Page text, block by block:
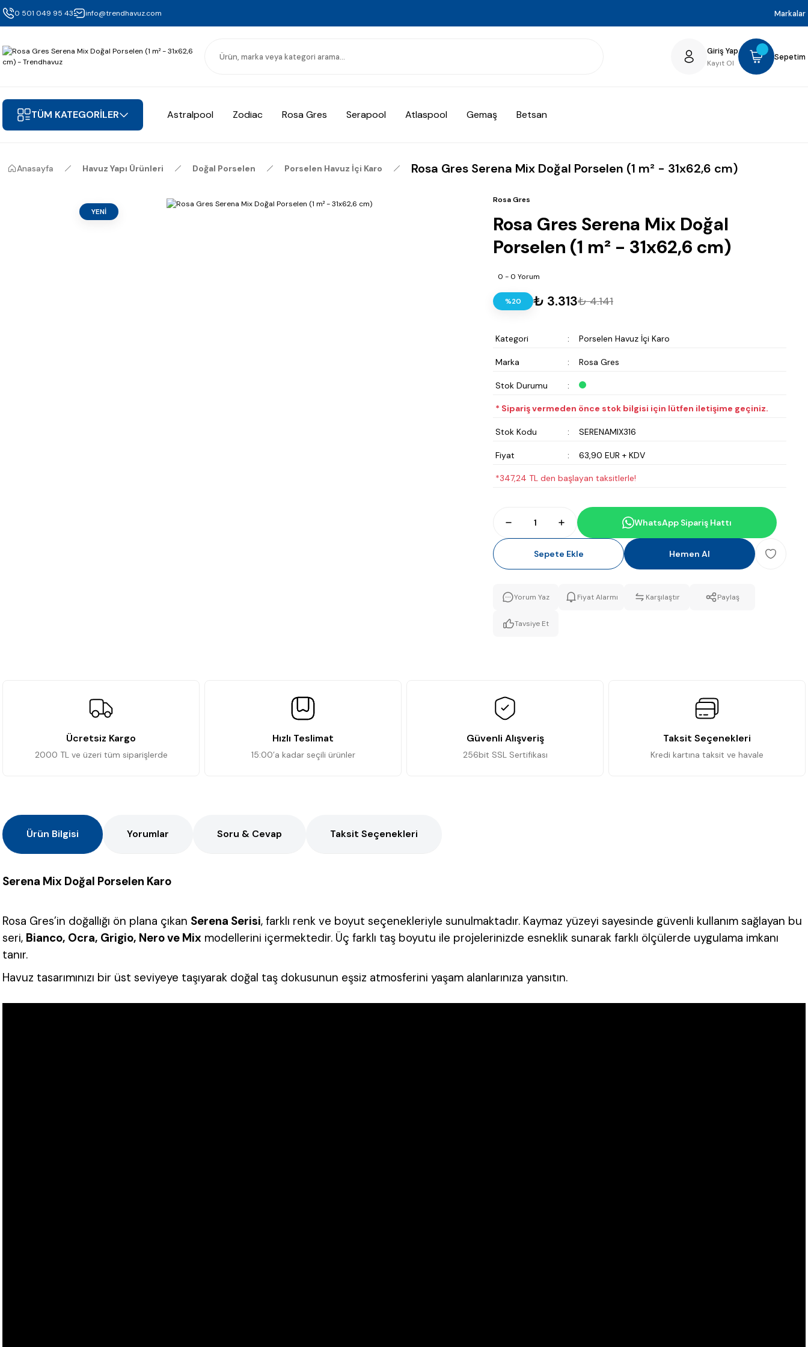
0 501 049 95 43 info@trendhavuz.com Markalar
Giriş Yap
Kayıt Ol
Sepetim
TÜM KATEGORİLER Astralpool Zodiac Rosa Gres Serapool Atlaspool Gemaş Betsan
Anasayfa Havuz Yapı Ürünleri Doğal Porselen Porselen Havuz İçi Karo Rosa Gres Serena Mix Doğal Porselen (1 m² - 31x62,6 cm)
YENİ
Rosa Gres
Rosa Gres Serena Mix Doğal
Porselen (1 m² - 31x62,6 cm)
0 - 0 Yorum
%20 ₺ 3.313₺ 4.141
Kategori Porselen Havuz İçi Karo
Marka Rosa Gres
Stok Durumu
* Sipariş vermeden önce stok bilgisi için lütfen iletişime geçiniz.
Stok Kodu SERENAMIX316
Fiyat 63,90 EUR + KDV
*347,24 TL den başlayan taksitlerle!
WhatsApp Sipariş Hattı
Sepete Ekle Hemen Al
Yorum Yaz Fiyat Alarmı Karşılaştır Paylaş
Tavsiye Et
Ücretsiz Kargo
2000 TL ve üzeri tüm siparişlerde
Hızlı Teslimat
15:00’a kadar seçili ürünler
Güvenli Alışveriş
256bit SSL Sertifikası
Taksit Seçenekleri
Kredi kartına taksit ve havale
Ürün Bilgisi Yorumlar Soru & Cevap Taksit Seçenekleri
Serena Mix Doğal Porselen Karo
Rosa Gres’in doğallığı ön plana çıkan Serena Serisi, farklı renk ve boyut seçenekleriyle sunulmaktadır. Kaymaz yüzeyi sayesinde güvenli kullanım sağlayan bu
seri, Bianco, Ocra, Grigio, Nero ve Mix modellerini içermektedir. Üç farklı taş boyutu ile projelerinizde esneklik sunarak farklı ölçülerde uygulama imkanı
tanır.
Havuz tasarımınızı bir üst seviyeye taşıyarak doğal taş dokusunun eşsiz atmosferini yaşam alanlarınıza yansıtın.